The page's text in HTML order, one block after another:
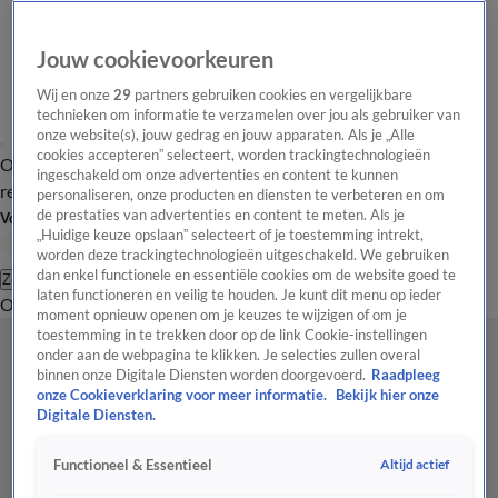
Overzicht Laatste nieuws Regionieuws Het beste van Hart
Tip de
redactie
Volg Hart van Nederland
Zoeken
OverzichtRegioUitzendingenWeerTip de redactiePanelVideo's
Jouw cookievoorkeuren
Wij en onze29 partners gebruiken cookies en vergelijkbare
technieken om informatie te verzamelen over jou als gebruiker van
onze website(s), jouw gedrag en jouw apparaten. Als je „Alle
cookies accepteren” selecteert, worden trackingtechnologieën
ingeschakeld om onze advertenties en content te kunnen
personaliseren, onze producten en diensten te verbeteren en om
de prestaties van advertenties en content te meten. Als je
„Huidige keuze opslaan” selecteert of je toestemming intrekt,
worden deze trackingtechnologieën uitgeschakeld. We gebruiken
dan enkel functionele en essentiële cookies om de website goed te
laten functioneren en veilig te houden. Je kunt dit menu op ieder
moment opnieuw openen om je keuzes te wijzigen of om je
toestemming in te trekken door op de link Cookie-instellingen
onder aan de webpagina te klikken. Je selecties zullen overal
binnen onze Digitale Diensten worden doorgevoerd. Raadpleeg
onze Cookieverklaring voor meer informatie.
Bekijk hier onze
Digitale Diensten.
Functioneel & Essentieel Altijd actief